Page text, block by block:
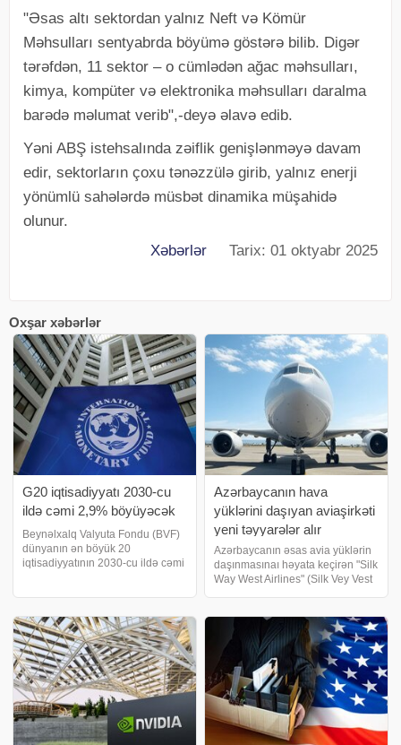
"Əsas altı sektordan yalnız Neft və Kömür
Məhsulları sentyabrda böyümə göstərə bilib. Digər
tərəfdən, 11 sektor – o cümlədən ağac məhsulları,
kimya, kompüter və elektronika məhsulları daralma
barədə məlumat verib",-deyə əlavə edib.
Yəni ABŞ istehsalında zəiflik genişlənməyə davam
edir, sektorların çoxu tənəzzülə girib, yalnız enerji
yönümlü sahələrdə müsbət dinamika müşahidə
olunur.
Xəbərlər Tarix: 01 oktyabr 2025
Oxşar xəbərlər
G20 iqtisadiyyatı 2030-cu
ildə cəmi 2,9% böyüyəcək
Beynəlxalq Valyuta Fondu (BVF)
dünyanın ən böyük 20
iqtisadiyyatının 2030-cu ildə cəmi
ortamüddətli proqnozdur. xəbər
verir ki, hesabatd
Azərbaycanın hava
yüklərini daşıyan aviaşirkəti
yeni təyyarələr alır
Azərbaycanın əsas avia yüklərin
daşınmasınaı həyata keçirən "Silk
Way West Airlines" (Silk Vey Vest
"A350F" yük təyyarəsi alış